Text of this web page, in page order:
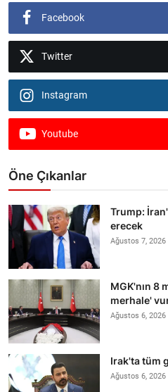
Facebook
Twitter
Instagram
Youtube
Öne Çıkanlar
Trump:
erecek
Ağustos 7, 2026
MGK'nın 8
merhale'
Ağustos 6, 2026
Irak'ta tüm
Ağustos 6, 2026